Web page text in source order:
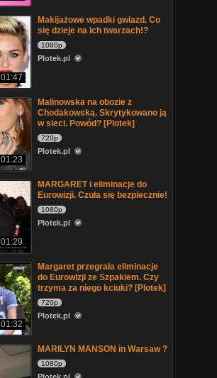
01:47
Makijażowe wpadki gwiazd. Co
się dzieje na ich twarzach!?
1080p
Plotek.pl
01:23
Malinowska na obozie z
Chodakowską. Skrytykowano ją
w sieci. Powód? [Plotek]
720p
Plotek.pl
01:29
MARGARET i eliminacje do
Eurowizji. Czuła się bezpiecznie!
1080p
Plotek.pl
01:32
Margaret przegrała eliminacje
do Eurowizji ze Szpakiem. Czy
trzyma za niego kciuki? [Plotek]
720p
Plotek.pl
MARILYN MANSON in Warsaw ?
1080p